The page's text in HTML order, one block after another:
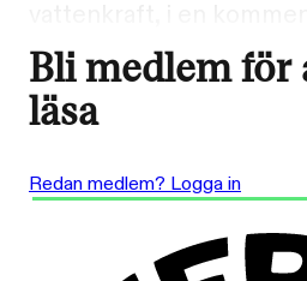
Bli medlem
läsa
Redan medlem? Logga in